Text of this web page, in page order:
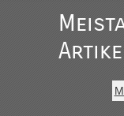
gab es keine
inRecht,
Anfang des
Verstöße im